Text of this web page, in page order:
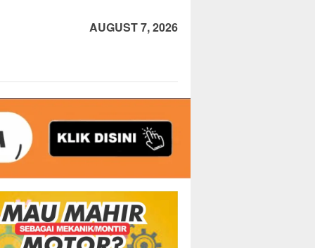
AUGUST 7, 2026